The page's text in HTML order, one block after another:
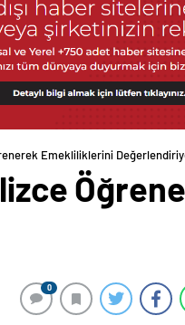
Emekliliklerini
0